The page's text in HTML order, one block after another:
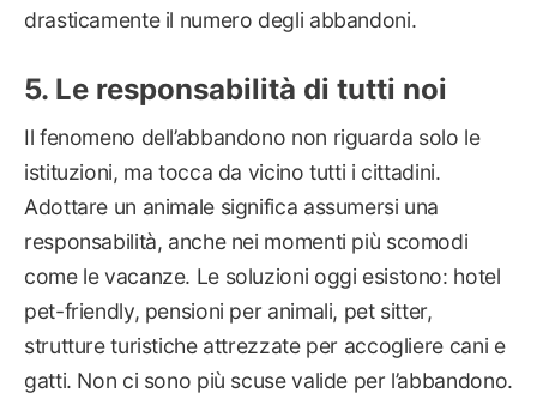
drasticamente il numero degli abbandoni.
Le responsabilità di tutti noi
Il fenomeno dell’abbandono non riguarda solo le
istituzioni, ma tocca da vicino tutti i cittadini.
Adottare un animale significa assumersi una
responsabilità, anche nei momenti più scomodi
come le vacanze. Le soluzioni oggi esistono: hotel
pet-friendly, pensioni per animali, pet sitter,
strutture turistiche attrezzate per accogliere cani e
gatti. Non ci sono più scuse valide per l’abbandono.